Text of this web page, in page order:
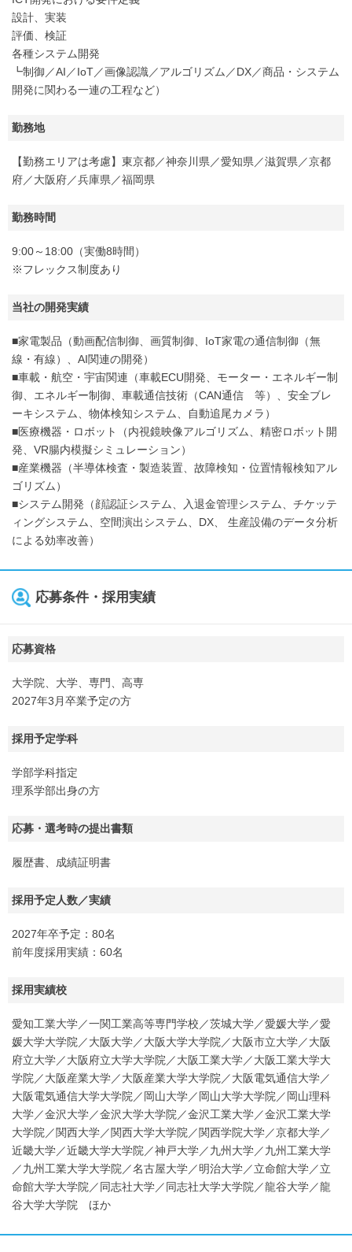
設計、実装
評価、検証
各種システム開発
┗制御／AI／IoT／画像認識／アルゴリズム／DX／商品・システム
開発に関わる一連の工程など）
勤務地
【勤務エリアは考慮】東京都／神奈川県／愛知県／滋賀県／京都
府／大阪府／兵庫県／福岡県
勤務時間
9:00～18:00（実働8時間）
※フレックス制度あり
当社の開発実績
■家電製品（動画配信制御、画質制御、IoT家電の通信制御（無
線・有線）、AI関連の開発）
■車載・航空・宇宙関連（車載ECU開発、モーター・エネルギー制
御、エネルギー制御、車載通信技術（CAN通信 等）、安全ブレ
ーキシステム、物体検知システム、自動追尾カメラ）
■医療機器・ロボット（内視鏡映像アルゴリズム、精密ロボット開
発、VR腸内模擬シミュレーション）
■産業機器（半導体検査・製造装置、故障検知・位置情報検知アル
ゴリズム）
■システム開発（顔認証システム、入退金管理システム、チケッテ
ィングシステム、空間演出システム、DX、 生産設備のデータ分析
による効率改善）
応募条件・採用実績
応募資格
大学院、大学、専門、高専
2027年3月卒業予定の方
採用予定学科
学部学科指定
理系学部出身の方
応募・選考時の提出書類
履歴書、成績証明書
採用予定人数／実績
2027年卒予定：80名
前年度採用実績：60名
採用実績校
愛知工業大学／一関工業高等専門学校／茨城大学／愛媛大学／愛
媛大学大学院／大阪大学／大阪大学大学院／大阪市立大学／大阪
府立大学／大阪府立大学大学院／大阪工業大学／大阪工業大学大
学院／大阪産業大学／大阪産業大学大学院／大阪電気通信大学／
大阪電気通信大学大学院／岡山大学／岡山大学大学院／岡山理科
大学／金沢大学／金沢大学大学院／金沢工業大学／金沢工業大学
大学院／関西大学／関西大学大学院／関西学院大学／京都大学／
近畿大学／近畿大学大学院／神戸大学／九州大学／九州工業大学
／九州工業大学大学院／名古屋大学／明治大学／立命館大学／立
命館大学大学院／同志社大学／同志社大学大学院／龍谷大学／龍
谷大学大学院 ほか